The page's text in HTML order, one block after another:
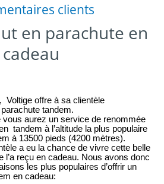
clients
en parachute en
cadeau
Voltige offre à sa clientèle
parachute tandem.
vous aurez un service de renommée
tandem à l’altitude la plus populaire
à 13500 pieds (4200 mètres).
a eu la chance de vivre cette belle
l’a reçu en cadeau. Nous avons donc
les plus populaires d’offrir un
en cadeau: